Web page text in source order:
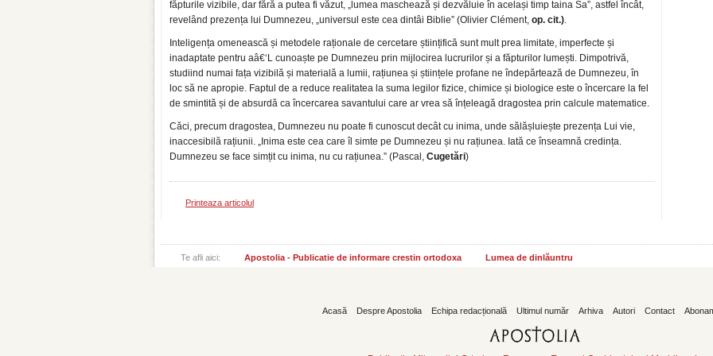
făpturile vizibile, dar fără a putea fi văzut, „lumea maschează și dezvăluie în același timp taina Sa”, astfel încât,
revelând prezența lui Dumnezeu, „universul este cea dintâi Biblie” (Olivier Clément, op. cit.).
Inteligența omenească și metodele raționale de cercetare științifică sunt mult prea limitate, imperfecte și
inadaptate pentru aâ€‘L cunoaște pe Dumnezeu prin mijlocirea lucrurilor și a făpturilor lumești. Dimpotrivă,
studiind numai fața vizibilă și materială a lumii, rațiunea și științele profane ne îndepărtează de Dumnezeu, în
loc să ne apropie. Faptul de a reduce realitatea la suma legilor fizice, chimice și biologice este o încercare la fel
de smintită și de absurdă ca încercarea savantului care ar vrea să înțeleagă dragostea prin calcule matematice.
Căci, precum dragostea, Dumnezeu nu poate fi cunoscut decât cu inima, unde sălășluiește prezența Lui vie,
inaccesibilă rațiunii. „Inima este cea care îl simte pe Dumnezeu și nu rațiunea. Iată ce înseamnă credința.
Dumnezeu se face simțit cu inima, nu cu rațiunea.” (Pascal, Cugetări)
Printeaza articolul
Te afli aici: Apostolia - Publicatie de informare crestin ortodoxa Lumea de dinlăuntru
Acasă Despre Apostolia Echipa redacțională Ultimul număr Arhiva Autori Contact